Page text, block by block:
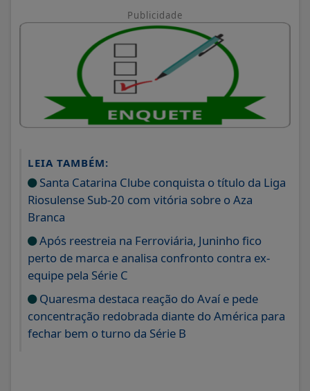
Publicidade
LEIA TAMBÉM:
Santa Catarina Clube conquista o título da Liga
Riosulense Sub-20 com vitória sobre o Aza
Branca
Após reestreia na Ferroviária, Juninho fico
perto de marca e analisa confronto contra ex-
equipe pela Série C
Quaresma destaca reação do Avaí e pede
concentração redobrada diante do América para
fechar bem o turno da Série B